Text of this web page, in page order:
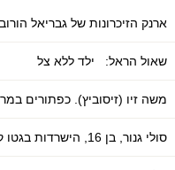
ארנק הזיכרונות של גבריאל
שאול הראל: ילד ללא צל
משה זיו (זיסוביץ). כפתורים
סולי גנור, בן 16, הישרדות בגטו קובנה ובדכאו